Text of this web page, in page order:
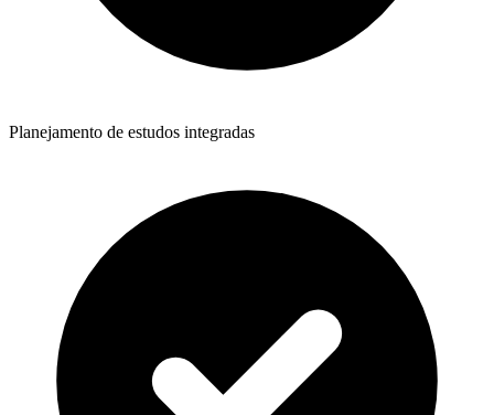
Planejamento de estudos integradas